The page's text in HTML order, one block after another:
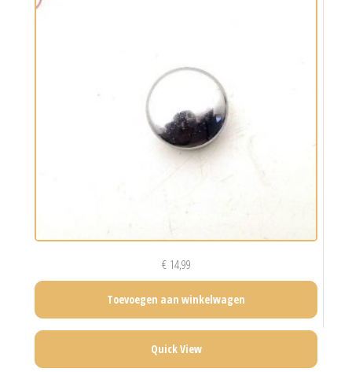
€14,99
Toevoegen aan winkelwagen
Quick View